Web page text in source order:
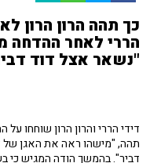
כך תהה הרון הרון
הררי לאחר ההדחה
"נשאר אצל דוד
דידי הררי והרון הרון שוחחו
תהה, "מישהו ראה את האגן של
דביר". בהמשך הודה המגיש כי